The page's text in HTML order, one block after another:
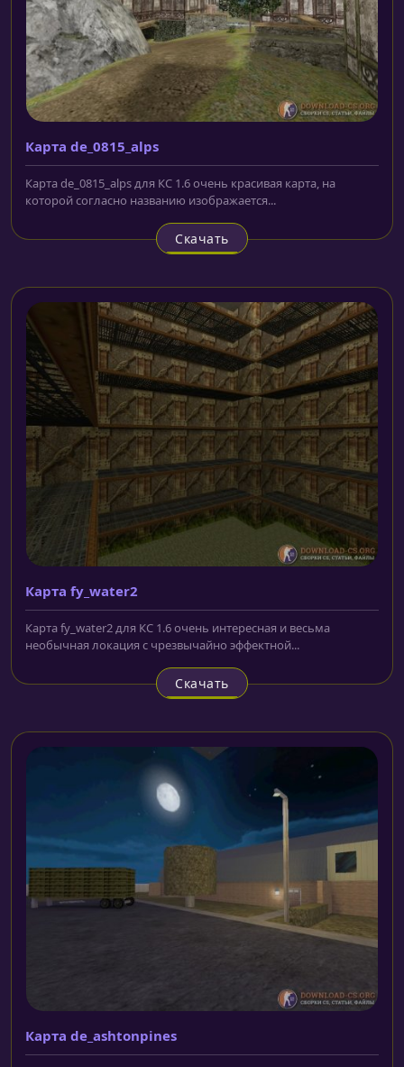
Карта de_0815_alps
Карта de_0815_alps для КС 1.6 очень красивая карта, на
которой согласно названию изображается...
Скачать
Карта fy_water2
Карта fy_water2 для КС 1.6 очень интересная и весьма
необычная локация с чрезвычайно эффектной...
Скачать
Карта de_ashtonpines